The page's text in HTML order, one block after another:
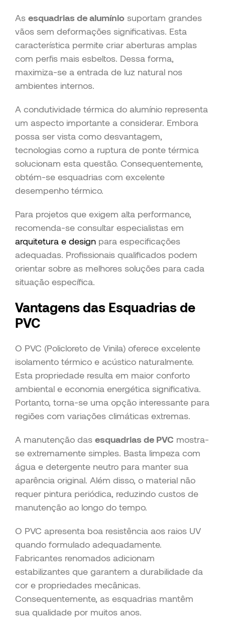
As esquadrias de alumínio suportam grandes
vãos sem deformações significativas. Esta
característica permite criar aberturas amplas
com perfis mais esbeltos. Dessa forma,
maximiza-se a entrada de luz natural nos
ambientes internos.
A condutividade térmica do alumínio representa
um aspecto importante a considerar. Embora
possa ser vista como desvantagem,
tecnologias como a ruptura de ponte térmica
solucionam esta questão. Consequentemente,
obtém-se esquadrias com excelente
desempenho térmico.
Para projetos que exigem alta performance,
recomenda-se consultar especialistas em
arquitetura e design para especificações
adequadas. Profissionais qualificados podem
orientar sobre as melhores soluções para cada
situação específica.
Vantagens das Esquadrias de
PVC
O PVC (Policloreto de Vinila) oferece excelente
isolamento térmico e acústico naturalmente.
Esta propriedade resulta em maior conforto
ambiental e economia energética significativa.
Portanto, torna-se uma opção interessante para
regiões com variações climáticas extremas.
A manutenção das esquadrias de PVC mostra-
se extremamente simples. Basta limpeza com
água e detergente neutro para manter sua
aparência original. Além disso, o material não
requer pintura periódica, reduzindo custos de
manutenção ao longo do tempo.
O PVC apresenta boa resistência aos raios UV
quando formulado adequadamente.
Fabricantes renomados adicionam
estabilizantes que garantem a durabilidade da
cor e propriedades mecânicas.
Consequentemente, as esquadrias mantêm
sua qualidade por muitos anos.